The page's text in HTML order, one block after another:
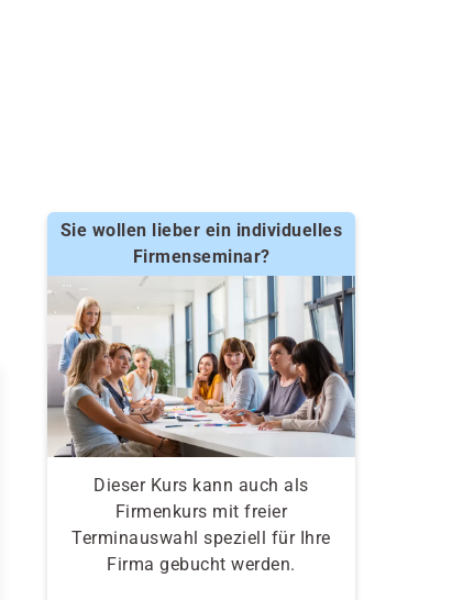
Sie wollen lieber ein individuelles
Firmenseminar?
Dieser Kurs kann auch als
Firmenkurs mit freier
Terminauswahl speziell für Ihre
Firma gebucht werden.